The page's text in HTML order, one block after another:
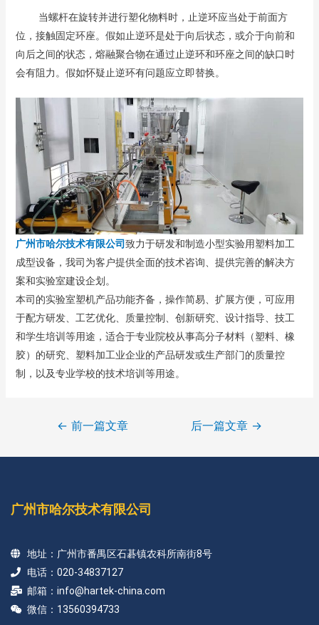
当螺杆在旋转并进行塑化物料时，止逆环应当处于前面方
位，接触固定环座。假如止逆环是处于向后状态，或介于向前和
向后之间的状态，熔融聚合物在通过止逆环和环座之间的缺口时
会有阻力。假如怀疑止逆环有问题应立即替换。
广州市哈尔技术有限公司致力于研发和制造小型实验用塑料加工
成型设备，我司为客户提供全面的技术咨询、提供完善的解决方
案和实验室建设企划。
本司的实验室塑机产品功能齐备，操作简易、扩展方便，可应用
于配方研发、工艺优化、质量控制、创新研究、设计指导、技工
和学生培训等用途，适合于专业院校从事高分子材料（塑料、橡
胶）的研究、塑料加工业企业的产品研发或生产部门的质量控
制，以及专业学校的技术培训等用途。
← 前一篇文章 后一篇文章 →
广州市哈尔技术有限公司
地址：广州市番禺区石碁镇农科所南街8号
电话：020-34837127
邮箱：info@hartek-china.com
微信：13560394733